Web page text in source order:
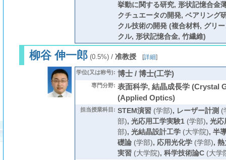
挙動に関する研究, 形状記憶合金
クチュエータの開発, ベアリング
クル技術の開発 (複合材料, グリ
クル, 形状記憶合金, 竹繊維)
柳谷 伸一郎(0.5%)/ 准教授 [詳細]
学位(又は称号): 博士 / 博士(工学)
専門分野: 表面科学, 結晶成長学 (Crystal
(Applied Optics)
担当授業科目: STEM演習(学部), レーザー計測 (
部), 光応用工学実験1(学部), 光応
部), 光結晶設計工学(大学院), 半
礎論(学部), 応用光化学(学部), 熱
実習(大学院), 科学技術論C(大学